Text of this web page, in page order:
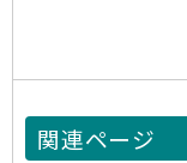
関連ページ